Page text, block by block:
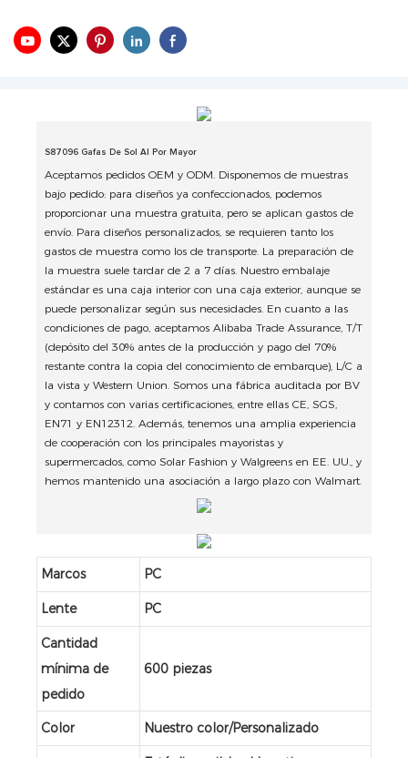
S87096 Gafas De Sol Al Por Mayor
Aceptamos pedidos OEM y ODM. Disponemos de muestras
bajo pedido: para diseños ya confeccionados, podemos
proporcionar una muestra gratuita, pero se aplican gastos de
envío. Para diseños personalizados, se requieren tanto los
gastos de muestra como los de transporte. La preparación de
la muestra suele tardar de 2 a 7 días. Nuestro embalaje
estándar es una caja interior con una caja exterior, aunque se
puede personalizar según sus necesidades. En cuanto a las
condiciones de pago, aceptamos Alibaba Trade Assurance, T/T
(depósito del 30% antes de la producción y pago del 70%
restante contra la copia del conocimiento de embarque), L/C a
la vista y Western Union. Somos una fábrica auditada por BV
y contamos con varias certificaciones, entre ellas CE, SGS,
EN71 y EN12312. Además, tenemos una amplia experiencia
de cooperación con los principales mayoristas y
supermercados, como Solar Fashion y Walgreens en EE. UU., y
hemos mantenido una asociación a largo plazo con Walmart.
Marcos PC
Lente PC
Cantidad
mínima de
pedido
600 piezas
Color Nuestro color/Personalizado